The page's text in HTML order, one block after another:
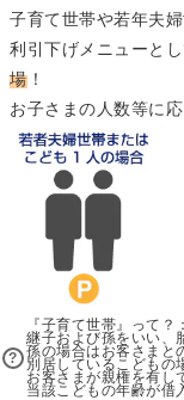
子育て世帯や若年夫
利引下げメニューとし
場！
お子さまの人数等に
『子育て世帯』って？
継子および孫をいい、
孫の場合はお客さまと
別居しているこどもの
お客さまが親権を有し
当該こどもの年齢が借